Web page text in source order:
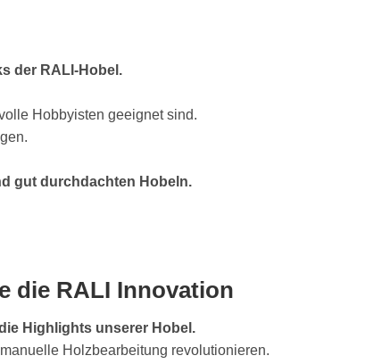
der RALI-Hobel.
Hobbyisten geeignet sind.
gut durchdachten Hobeln.
die RALI Innovation
Highlights unserer Hobel.
Holzbearbeitung revolutionieren.